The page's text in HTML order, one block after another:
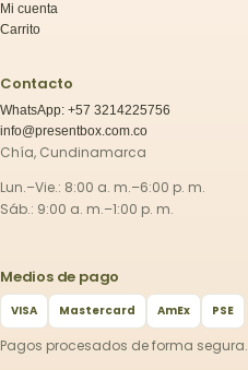
Mi cuenta
Carrito
Contacto
WhatsApp: +57 3214225756
info@presentbox.com.co
Chía, Cundinamarca
Lun.–Vie.: 8:00 a. m.–6:00 p. m.
Sáb.: 9:00 a. m.–1:00 p. m.
Medios de pago
VISA Mastercard AmEx PSE
Pagos procesados de forma segura.